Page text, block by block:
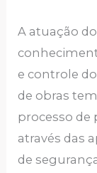
A atuação
e controle
de obras
processo de
através das
de